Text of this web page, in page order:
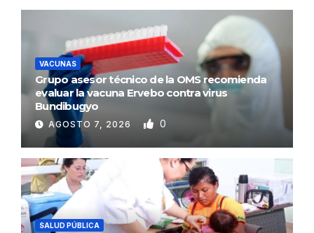
VACUNAS
Grupo asesor técnico de la OMS recomienda
evaluar la vacuna Ervebo contra virus
Bundibugyo
AGOSTO 7, 2026 0
SALUD PÚBLICA